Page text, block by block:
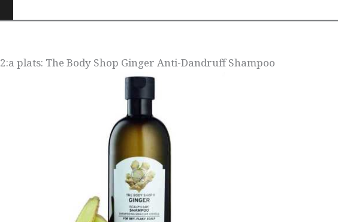
2:a plats: The Body Shop Ginger Anti-Dandruff Shampoo